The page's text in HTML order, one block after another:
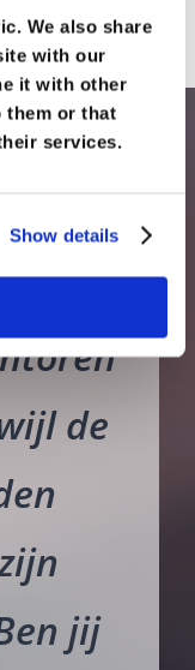
We also share
with our
it with other
them or that
services.
Show details
de
jij